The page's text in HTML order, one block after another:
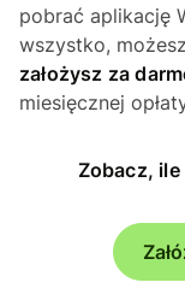
pobrać aplikację
wszystko,
założysz za
miesięcznej
Zobacz,